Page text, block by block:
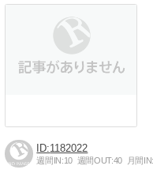
1182022
週間IN:10 週間OUT:40 月間IN: